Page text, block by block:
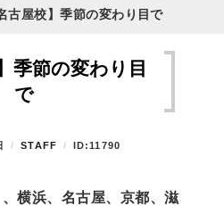
古屋校】季節の変わり目で
季節の変わり目
で
B
STAFF ID:11790
横浜、名古屋、京都、滋